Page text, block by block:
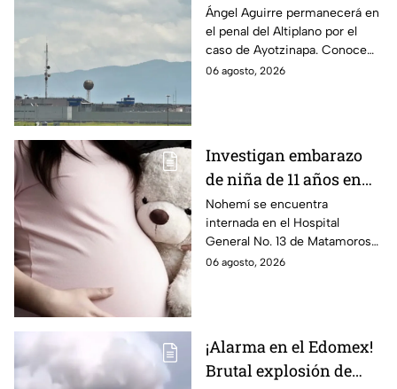
permanecerá Ángel
Aguirre por caso
Ayotzinapa
Ángel Aguirre permanecerá en
el penal del Altiplano por el
caso de Ayotzinapa. Conoce
dónde está, cómo es esta
06 agosto, 2026
Investigan embarazo
de niña de 11 años en
Matamoros,
Tamaulipas; ¿qué pasó
con Nohemí?
Nohemí se encuentra
internada en el Hospital
General No. 13 de Matamoros
tras complicaciones por un
06 agosto, 2026
¡Alarma en el Edomex!
Brutal explosión de